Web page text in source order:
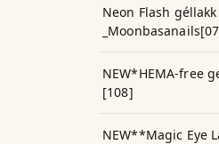
Neon Flash
NEW*HEMA-free
[108]
NEW**Magic Eye